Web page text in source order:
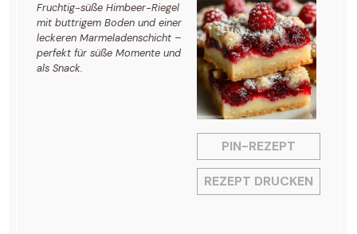
PIN-REZEPT
REZEPT DRUCKEN
Fruchtig-süße Himbeer-Riegel
mit buttrigem Boden und einer
leckeren Marmeladenschicht –
perfekt für süße Momente und
als Snack.